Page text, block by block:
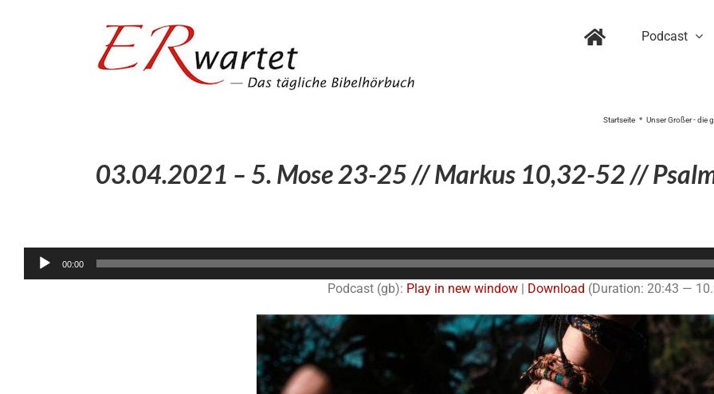
Podcast
Startseite Unser Großer - die
03.04.2021 – 5. Mose 23-25 // Markus 10,32-52 //
Audio-
00:00
Podcast (gb): Play in new window| Download (Duration: 20:43 —